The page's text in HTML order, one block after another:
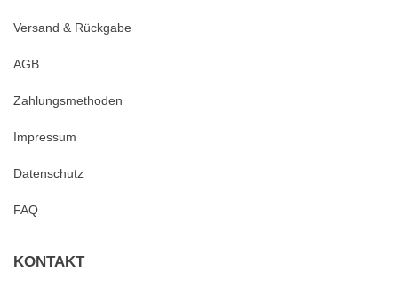
Versand & Rückgabe
AGB
Zahlungsmethoden
Impressum
Datenschutz
FAQ
KONTAKT